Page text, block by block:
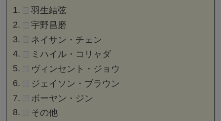
羽生結弦
宇野昌磨
ネイサン・チェン
ミハイル・コリャダ
ヴィンセント・ジョウ
ジェイソン・ブラウン
ボーヤン・ジン
その他